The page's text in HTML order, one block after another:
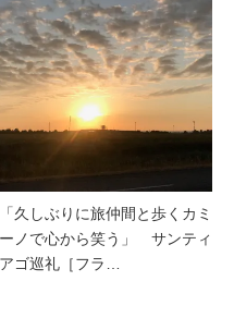
「久しぶりに旅仲間と歩くカミ
ーノで心から笑う」 サンティ
アゴ巡礼［フラ…